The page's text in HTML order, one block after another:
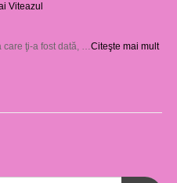
Viteazul
ţi-a fost dată, … Citeşte mai mult